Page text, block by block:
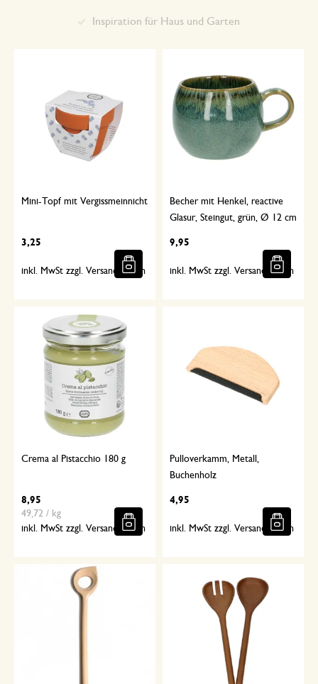
Mini-Topf mit Vergissmeinnicht
3,25
inkl. MwSt zzgl. Versandkosten
Becher mit Henkel, reactive
Glasur, Steingut, grün, Ø 12 cm
9,95
inkl. MwSt zzgl. Versandkosten
Crema al Pistacchio 180 g
8,95
49,72 / kg
inkl. MwSt zzgl. Versandkosten
Pulloverkamm, Metall,
Buchenholz
4,95
inkl. MwSt zzgl. Versandkosten
Inspiration für Haus und Garten